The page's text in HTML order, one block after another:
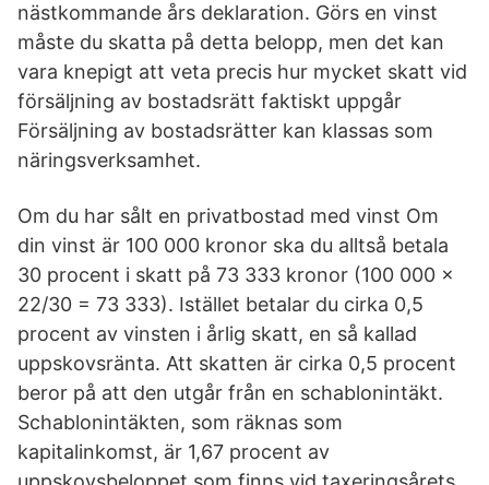
nästkommande års deklaration. Görs en vinst
måste du skatta på detta belopp, men det kan
vara knepigt att veta precis hur mycket skatt vid
försäljning av bostadsrätt faktiskt uppgår
Försäljning av bostadsrätter kan klassas som
näringsverksamhet.
Om du har sålt en privatbostad med vinst Om
din vinst är 100 000 kronor ska du alltså betala
30 procent i skatt på 73 333 kronor (100 000 x
22/30 = 73 333). Istället betalar du cirka 0,5
procent av vinsten i årlig skatt, en så kallad
uppskovsränta. Att skatten är cirka 0,5 procent
beror på att den utgår från en schablonintäkt.
Schablonintäkten, som räknas som
kapitalinkomst, är 1,67 procent av